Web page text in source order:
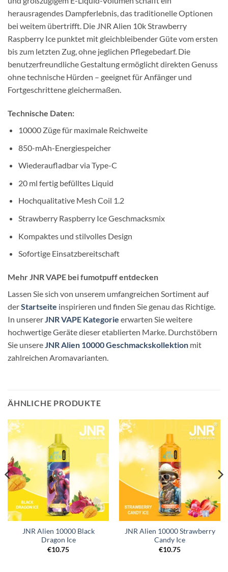
herausragendes Dampferlebnis, das traditionelle Optionen
bei weitem übertrifft. Die JNR Alien 10k Strawberry
Raspberry Ice punktet mit gleichbleibender Güte vom ersten
bis zum letzten Zug, ohne jeglichen Pflegebedarf. Die
benutzerfreundliche Gestaltung ermöglicht direkten Genuss
ohne technische Hürden – geeignet für Anfänger und
Fortgeschrittene gleichermaßen.
Technische Daten:
10000 Züge für maximale Reichweite
850-mAh-Energiespeicher
Wiederaufladbar via Type-C
20 ml fertig befülltes Liquid
Hochqualitative Mesh Coil 1.2
Strawberry Raspberry Ice Geschmacksmix
Kompaktes und stilvolles Design
Sofortige Einsatzbereitschaft
Mehr JNR VAPE bei fumotpuff entdecken
Lassen Sie sich von unserem umfangreichen Sortiment auf
derStartseite inspirieren und finden Sie genau das Richtige.
In unsererJNR VAPE Kategorie erwarten Sie weitere
hochwertige Geräte dieser etablierten Marke. Durchstöbern
Sie unsereJNR Alien 10000 Geschmackskollektion mit
zahlreichen Aromavarianten.
ÄHNLICHE PRODUKTE
JNR Alien 10000 Black
Dragon Ice
€10.75
JNR Alien 10000 Strawberry
Candy Ice
€10.75